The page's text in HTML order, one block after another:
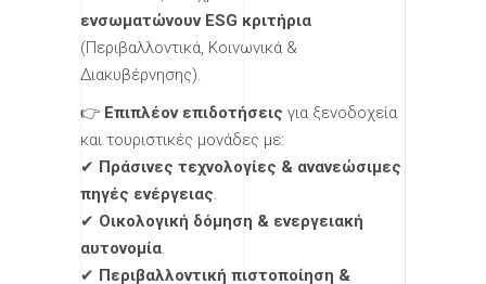
ενσωματώνουν ESG κριτήρια
(Περιβαλλοντικά, Κοινωνικά &
Διακυβέρνησης).
👉 Επιπλέον επιδοτήσεις για ξενοδοχεία
και τουριστικές μονάδες με:
✔ Πράσινες τεχνολογίες & ανανεώσιμες
πηγές ενέργειας.
✔ Οικολογική δόμηση & ενεργειακή
αυτονομία.
✔ Περιβαλλοντική πιστοποίηση &